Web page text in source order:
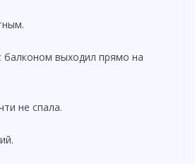
выходил прямо на
не спала.